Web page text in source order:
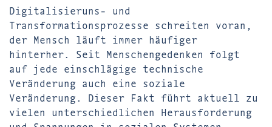
Digitalisieruns- und
Transformationsprozesse schreiten voran,
der Mensch läuft immer häufiger
hinterher. Seit Menschengedenken folgt
auf jede einschlägige technische
Veränderung auch eine soziale
Veränderung. Dieser Fakt führt aktuell zu
vielen unterschiedlichen Herausforderung